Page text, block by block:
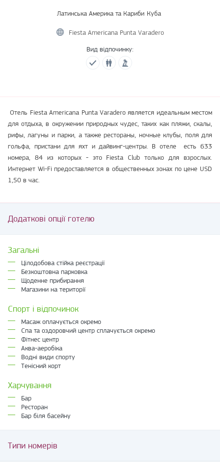
Латинська Америка та Кариби Куба
Fiesta Americana Punta Varadero
Вид відпочинку:
Отель Fiesta Americana Punta Varadero является идеальным местом
для отдыха, в окружении природных чудес, таких как пляжи, скалы,
рифы, лагуны и парки, а также рестораны, ночные клубы, поля для
гольфа, пристани для яхт и дайвинг-центры. В отеле есть 633
номера, 84 из которых - это Fiesta Club только для взрослых.
Интернет Wi-Fi предоставляется в общественных зонах по цене USD
1,50 в час.
Додаткові опції готелю
Загальні
Цілодобова стійка реєстрації
Безкоштовна парковка
Щоденне прибирання
Магазини на території
Спорт і відпочинок
Масаж оплачується окремо
Спа та оздоровчий центр сплачується окремо
Фітнес центр
Аква-аеробіка
Водні види спорту
Тенісний корт
Харчування
Бар
Ресторан
Бар біля басейну
Типи номерів